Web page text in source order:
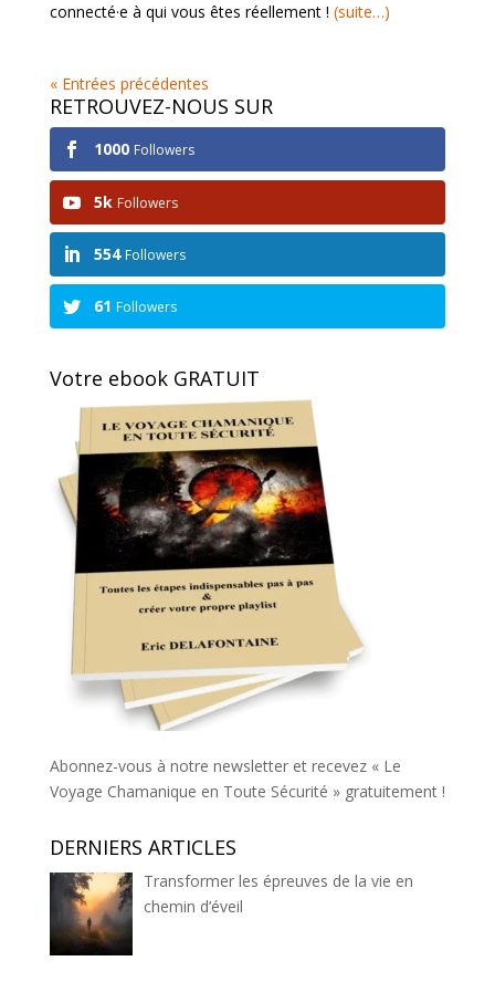
connecté·e à qui vous êtes réellement ! (suite…)
« Entrées précédentes
RETROUVEZ-NOUS SUR
1000 Followers
5k Followers
554 Followers
61 Followers
Votre ebook GRATUIT
Abonnez-vous à notre newsletter et recevez « Le
Voyage Chamanique en Toute Sécurité » gratuitement !
DERNIERS ARTICLES
Transformer les épreuves de la vie en
chemin d’éveil